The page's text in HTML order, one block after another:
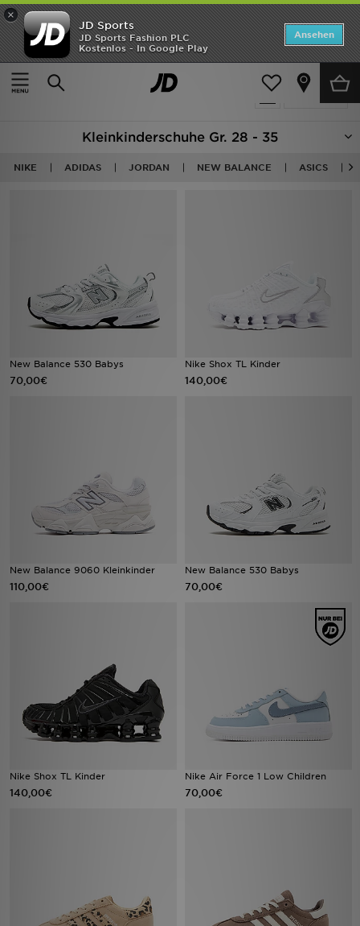
×
JD Sports
JD Sports Fashion PLC
Kostenlos - In Google Play
Ansehen
Home
Kinder Kleinkinderschuhe (Gr. 28-35)
Verfeinern
492 Produkte
Kleinkinderschuhe Gr. 28 - 35
NIKE ADIDAS JORDAN NEW BALANCE ASICS
New Balance 530 Babys
70,00€
Nike Shox TL Kinder
140,00€
New Balance 9060 Kleinkinder
110,00€
New Balance 530 Babys
70,00€
Nike Shox TL Kinder
140,00€
Nike Air Force 1 Low Children
70,00€
ANGEBOTE
Neuheiten
Kinder
Fußball
Sport
Lade die APP
Geschenkgutschein
Blog